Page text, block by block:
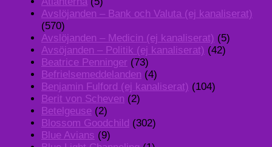
Avslöjanden – Bank och Valuta (ej kanaliserat)
(570)
Avslöjanden – Medicin (ej kanaliserat) (5)
Avsöjanden – Politik (ej kanaliserat) (42)
Beatrice Penninger (73)
Befrielsemeddelanden (4)
Benjamin Fulford (ej kanaliserat) (104)
Berit von Scheven (2)
Betelgeuse (2)
Blossom Goodchild (302)
Blue Avians (9)